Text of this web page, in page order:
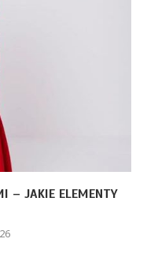
– JAKIE ELEMENTY